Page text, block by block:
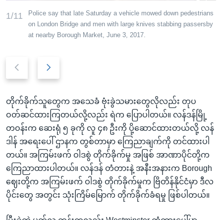
1/11
Police say that late Saturday a vehicle mowed down pedestrians
on London Bridge and men with large knives stabbing passersby
at nearby Borough Market, June 3, 2017.
v
i
o
u
s
s
l
i
t
s
l
i
d
e
တိုက်ခိုက်သူတွေက အသေခံ ဗုံးခွဲသမားတွေလိုလည်း တုပ
ဝတ်ဆင်ထားကြတယ်လို့လည်း ရဲက ပြောပါတယ်။ လန်ဒန်မြို့
တဝန်းက ဆေးရုံ ၅ ခုကို လူ ၄၈ ဦးကို ပို့ဆောင်ထားတယ်လို့ လန်
ဒါန် အရေးပေါ် ဌာနက တွစ်တာမှာ ကြေညာချက်ကို တင်ထားပါ
တယ်။ အကြမ်းဖက် ဝါဒစွဲ တိုက်ခိုက်မှု အဖြစ် အာဏာပိုင်တို့က
ကြေညာထားပါတယ်။ လန်ဒန် တံတားနဲ့ အနီးအနားက Borough
ဈေးတို့က အကြမ်းဖက် ဝါဒစွဲ တိုက်ခိုက်မှုက ဗြိတိန်နိုင်ငံမှာ ဒီလ
ပိုင်းတွေ အတွင်း သုံးကြိမ်မြောက် တိုက်ခိုက်ခံရမှု ဖြစ်ပါတယ်။